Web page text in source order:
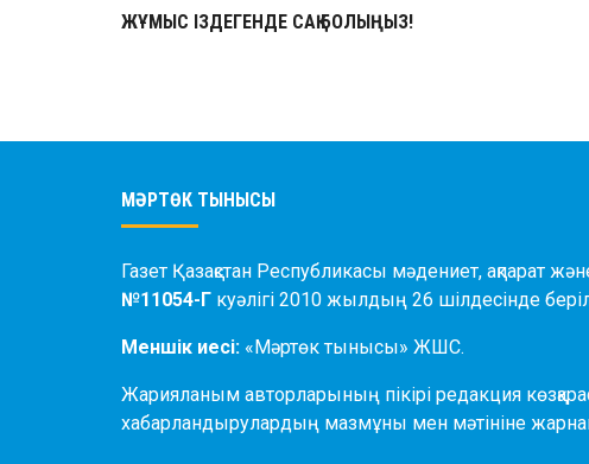
ЖҰМЫС ІЗДЕГЕНДЕ САҚ БОЛЫҢЫЗ!
МӘРТӨК ТЫНЫСЫ
Газет Қазақстан Республикасы мәдениет, ақпарат
№11054-Г куәлігі 2010 жылдың 26 шілдесінде
Меншік иесі: «Мәртөк тынысы» ЖШС.
Жарияланым авторларының пікірі редакция
хабарландырулардың мазмұны мен мәтініне